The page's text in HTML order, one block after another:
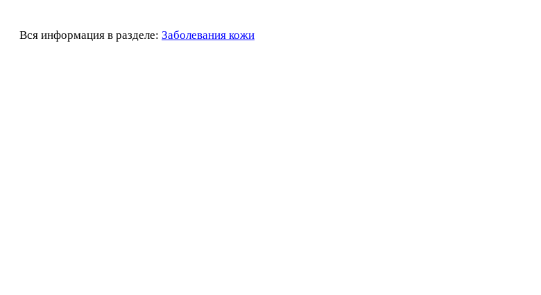
Вся информация в разделе: Заболевания кожи